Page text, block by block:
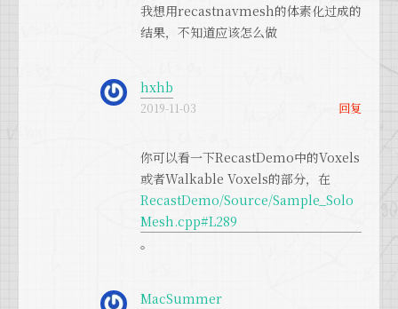
我想用recastnavmesh的体素化过成的
结果，不知道应该怎么做
hxhb
2019-11-03 回复
你可以看一下RecastDemo中的Voxels
或者Walkable Voxels的部分，在
RecastDemo/Source/Sample_Solo
Mesh.cpp#L289
。
MacSummer